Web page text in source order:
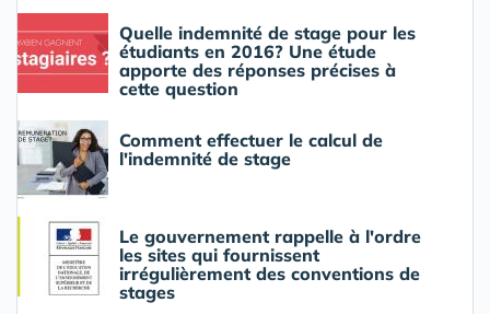
Quelle indemnité de stage pour les
étudiants en 2016? Une étude
apporte des réponses précises à
cette question
Comment effectuer le calcul de
l'indemnité de stage
Le gouvernement rappelle à l'ordre
les sites qui fournissent
irrégulièrement des conventions de
stages